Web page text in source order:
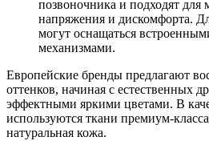
позвоночника и подходят для
напряжения и дискомфорта.
могут оснащаться
механизмами.
Европейские бренды предлагают
оттенков, начиная с естественных
эффектными яркими цветами. В
используются ткани премиум-
натуральная кожа.